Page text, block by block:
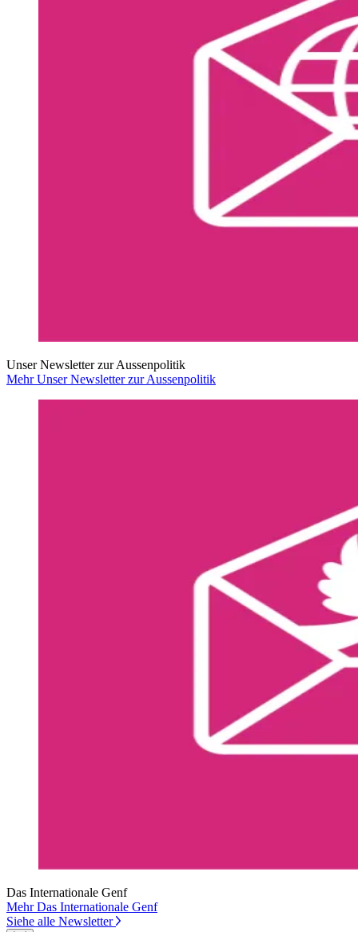
Unser Newsletter zur Aussenpolitik
Mehr Unser Newsletter zur Aussenpolitik
Das Internationale Genf
Mehr Das Internationale Genf
Siehe alle Newsletter